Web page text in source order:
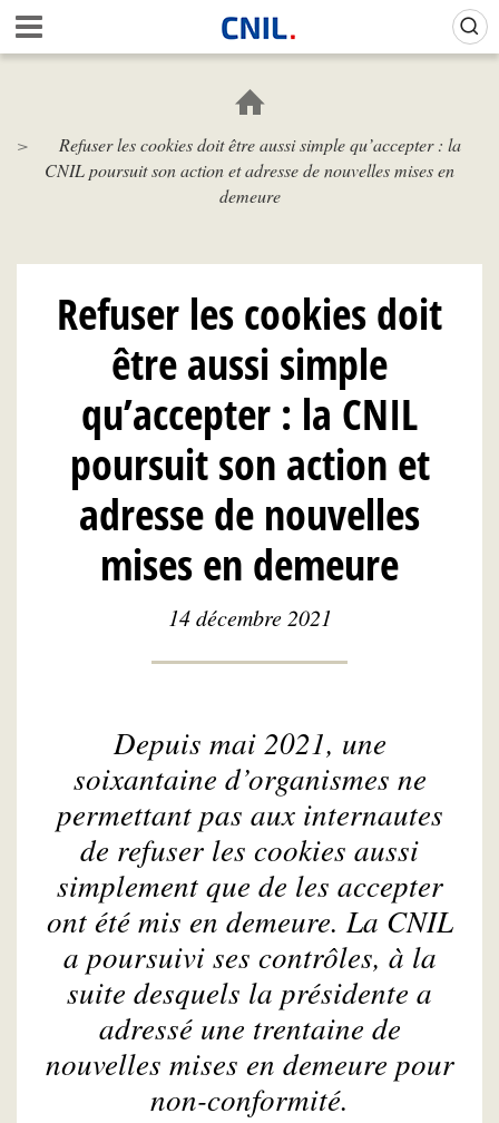
Aller
au
contenu
c
i
l
I
L
Refuser les cookies doit être aussi simple qu’accepter : la
CNIL poursuit son action et adresse de nouvelles mises en
demeure
Refuser les cookies doit
être aussi simple
qu’accepter : la CNIL
poursuit son action et
adresse de nouvelles
mises en demeure
14 décembre 2021
Depuis mai 2021, une
soixantaine d’organismes ne
permettant pas aux internautes
de refuser les cookies aussi
simplement que de les accepter
ont été mis en demeure. La CNIL
a poursuivi ses contrôles, à la
suite desquels la présidente a
adressé une trentaine de
nouvelles mises en demeure pour
non-conformité.
Gestion de vos préférences sur les cookies (témoins de connexion)